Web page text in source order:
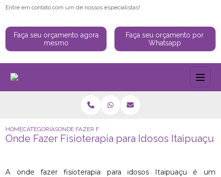
Entre em contato com um de nossos especialistas!
Faça seu orçamento agora
mesmo
Faça seu orçamento por
Whatsapp
HOMECATEGORIASONDE FAZER FISIOTERAPIA PARA IDOSOS ITAIPUAÇU
Onde Fazer Fisioterapia para Idosos Itaipuaçu
A onde fazer fisioterapia para idosos Itaipuaçu é um